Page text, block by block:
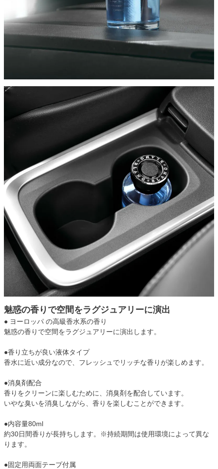
魅惑の香りで空間をラグジュアリーに演出
● ヨーロッパ の高級香水系の香り
魅惑の香りで空間をラグジュアリーに演出します。
●香り立ちが良い液体タイプ
香水に近い成分なので、フレッシュでリッチな香りが楽しめます。
●消臭剤配合
香りをクリーンに楽しむために、消臭剤を配合しています。
いやな臭いを消臭しながら、香りを楽しむことができます。
●内容量80ml
約30日間香りが長持ちします。※持続期間は使用環境によって異な
ります。
●固定用両面テープ付属